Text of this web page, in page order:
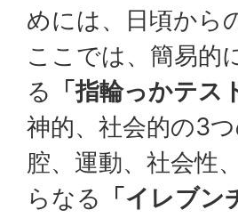
めには、日頃から
ここでは、簡易的
る
「指輪っかテス
神的、社会的の3
腔、運動、社会性
らなる
「イレブン